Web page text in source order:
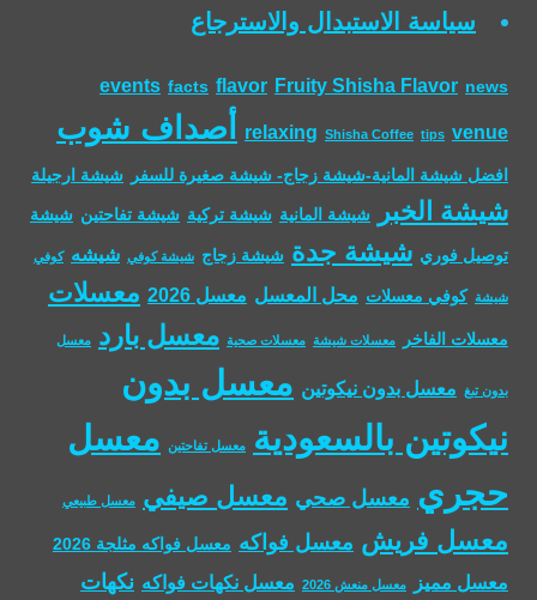
سياسة الاستبدال والاسترجاع
events facts flavor Fruity Shisha Flavor news
relaxing Shisha Coffee tips venue أصداف شوب
افضل شيشة المانية-شيشة زجاج- شيشة صغيرة للسفر شيشة ارجيلة
شيشة الخبر شيشة المانية شيشة تركية شيشة تفاحتين شيشة
توصيل فوري شيشة جدة شيشة زجاج شيشة كوفي شيشه كوفي
شيشة كوفي معسلات محل المعسل معسل 2026 معسلات
معسلات الفاخر معسلات شيشة معسلات صحية معسل بارد معسل
بدون تبغ معسل بدون نيكوتين معسل بدون
نيكوتين بالسعودية
معسل تفاحتين
معسل
حجري معسل صحي معسل صيفي معسل طبيعي
معسل فريش معسل فواكه معسل فواكه مثلجة 2026
معسل مميز معسل منعش 2026 معسل نكهات فواكه نكهات